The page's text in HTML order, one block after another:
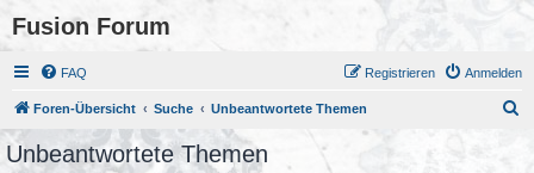
Fusion Forum
FAQ Anmelden
Registrieren
Foren-Übersicht Suche Unbeantwortete Themen
Unbeantwortete Themen